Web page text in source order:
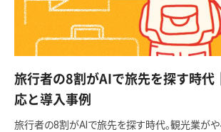
旅行者の8割がAIで旅先を探す時代
応と導入事例
旅行者の8割がAIで旅先を探す時代。観光業がや